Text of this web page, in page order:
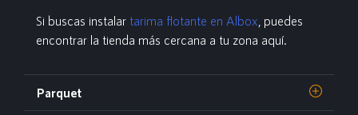
Si buscas instalar tarima flotante en Albox , puedes
encontrar la tienda más cercana a tu zona aquí.
Parquet